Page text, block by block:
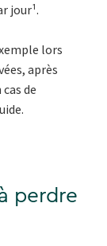
jour¹.
lors
après
de
perdre